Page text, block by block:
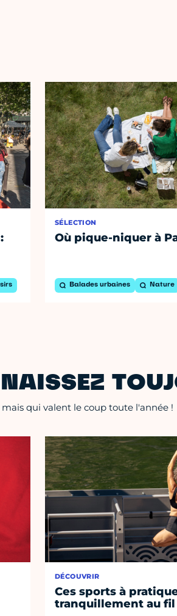
SÉLECTION
Où pique-niquer à
Balades urbaines Nature
qui valent le coup toute l'année !
DÉCOUVRIR
Ces sports à
tranquillement au fil